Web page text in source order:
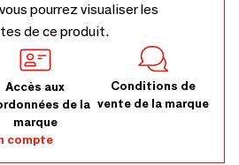
pourrez visualiser les
de ce produit.
Accès aux
de la
marque
Conditions de
vente de la marque
compte